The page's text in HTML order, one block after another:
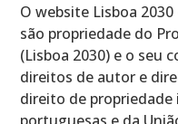
O website Lisboa
são propriedade do
(Lisboa 2030) e o seu
direitos de autor e
direito de propriedade
portuguesas e da